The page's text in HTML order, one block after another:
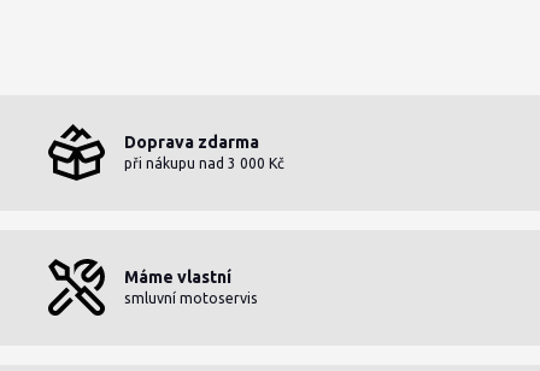
Doprava zdarma
při nákupu nad 3 000 Kč
Máme vlastní
smluvní motoservis